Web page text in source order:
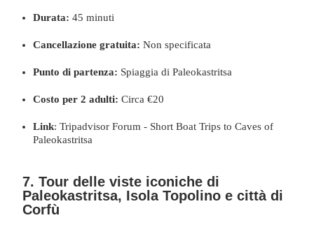
Durata: 45 minuti
Cancellazione gratuita: Non specificata
Punto di partenza: Spiaggia di Paleokastritsa
Costo per 2 adulti: Circa €20
Link:Tripadvisor Forum - Short Boat Trips to Caves of
Paleokastritsa
7. Tour delle viste iconiche di
Paleokastritsa, Isola Topolino e città di
Corfù